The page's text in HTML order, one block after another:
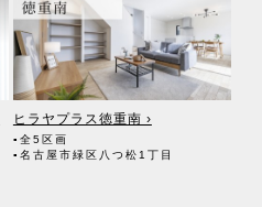
ヒラヤプラス徳重南 ›
▪全5区画
▪名古屋市緑区八つ松1丁目